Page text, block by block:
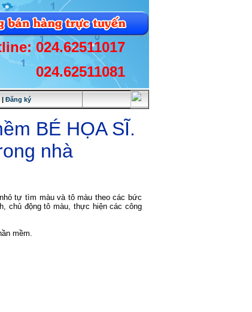
024.62511017
024.62511081
| Đăng ký
BÉ HỌA SĨ.
nhà
tự tìm màu và tô màu theo các bức
chủ động tô màu, thực hiện các công
mềm.